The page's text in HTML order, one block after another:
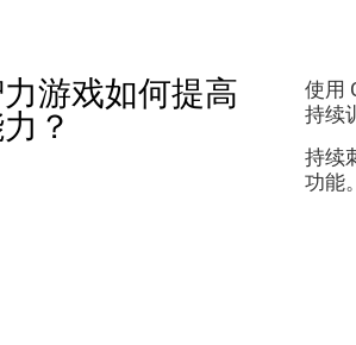
游戏如何提高
？
使用
持续
持续
功能